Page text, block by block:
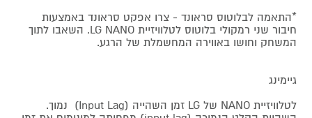
*התאמה לבלוטוס סראונד - צרו אפקט סראונד באמצעות
חיבור שני רמקולי בלוטוס לטלוויזיית LG NANO. השאבו לתוך
המשחק וחושו באווירה המחשמלת של הרגע.
גיימינג
לטלוויזיית NANO של LG זמן השהייה (Input Lag) נמוך.